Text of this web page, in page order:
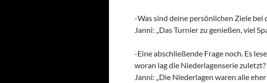
-Was sind deine persönlichen Ziele
Janni: „Das Turnier zu genießen, viel
-Eine abschließende Frage noch. Es
woran lag die Niederlagenserie
Janni: „Die Niederlagen waren alle